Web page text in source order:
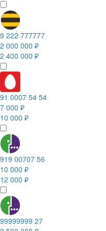
9 222 777777
2 000 000 ₽
2 400 000 ₽
91 0007 54 54
7 000 ₽
10 000 ₽
919 00707 56
10 000 ₽
12 000 ₽
99999999 27